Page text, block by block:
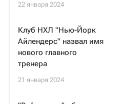
22 января 2024
Клуб НХЛ "Нью-Йорк
Айлендерс" назвал имя
нового главного
тренера
21 января 2024